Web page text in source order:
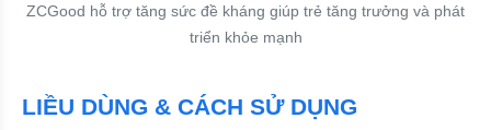
ZCGood hỗ trợ tăng sức đề kháng giúp trẻ tăng trưởng và phát
triển khỏe mạnh
LIỀU DÙNG & CÁCH SỬ DỤNG